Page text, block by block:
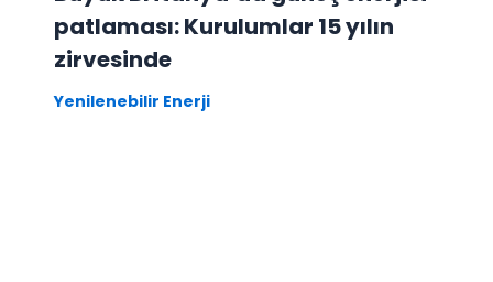
patlaması: Kurulumlar 15 yılın
zirvesinde
Yenilenebilir Enerji